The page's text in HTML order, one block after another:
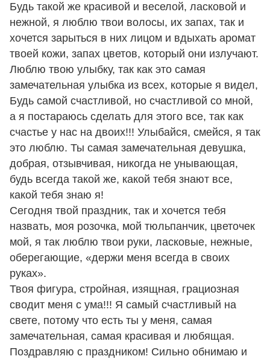
Будь такой же красивой и веселой, ласковой и
нежной, я люблю твои волосы, их запах, так и
хочется зарыться в них лицом и вдыхать аромат
твоей кожи, запах цветов, который они излучают.
Люблю твою улыбку, так как это самая
замечательная улыбка из всех, которые я видел,
Будь самой счастливой, но счастливой со мной,
а я постараюсь сделать для этого все, так как
счастье у нас на двоих!!! Улыбайся, смейся, я так
это люблю. Ты самая замечательная девушка,
добрая, отзывчивая, никогда не унывающая,
будь всегда такой же, какой тебя знают все,
какой тебя знаю я!
Сегодня твой праздник, так и хочется тебя
назвать, моя розочка, мой тюльпанчик, цветочек
мой, я так люблю твои руки, ласковые, нежные,
оберегающие, «держи меня всегда в своих
руках».
Твоя фигура, стройная, изящная, грациозная
сводит меня с ума!!! Я самый счастливый на
свете, потому что есть ты у меня, самая
замечательная, самая красивая и любящая.
Поздравляю с праздником! Сильно обнимаю и